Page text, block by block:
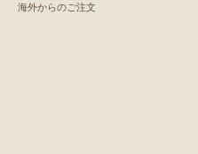
海外からのご注文